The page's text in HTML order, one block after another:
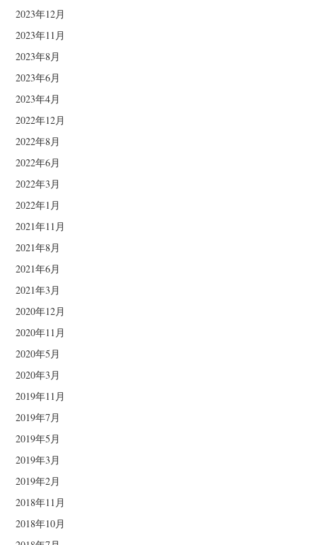
2023年12月
2023年11月
2023年8月
2023年6月
2023年4月
2022年12月
2022年8月
2022年6月
2022年3月
2022年1月
2021年11月
2021年8月
2021年6月
2021年3月
2020年12月
2020年11月
2020年5月
2020年3月
2019年11月
2019年7月
2019年5月
2019年3月
2019年2月
2018年11月
2018年10月